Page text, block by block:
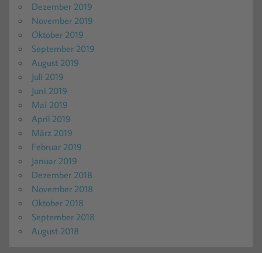
Dezember 2019
November 2019
Oktober 2019
September 2019
August 2019
Juli 2019
Juni 2019
Mai 2019
April 2019
März 2019
Februar 2019
Januar 2019
Dezember 2018
November 2018
Oktober 2018
September 2018
August 2018